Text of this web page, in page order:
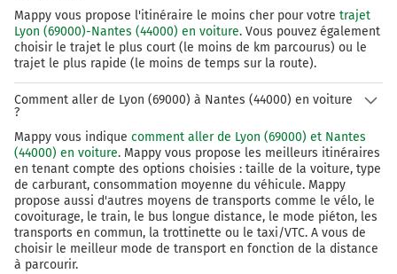
Au rond-point, prendre la 2ème sortie sur Cours
des Cinquante Otages et continuer sur 110 mètres
686 km
5h49 Nantes
44000-44300
Mappy vous propose l'itinéraire le moins cher pour votre trajet
Lyon (69000)-Nantes (44000) en voiture. Vous pouvez également
choisir le trajet le plus court (le moins de km parcourus) ou le
trajet le plus rapide (le moins de temps sur la route).
Comment aller de Lyon (69000) à Nantes (44000) en voiture
?
Mappy vous indique comment aller de Lyon (69000) et Nantes
(44000) en voiture. Mappy vous propose les meilleurs itinéraires
en tenant compte des options choisies : taille de la voiture, type
de carburant, consommation moyenne du véhicule. Mappy
propose aussi d'autres moyens de transports comme le vélo, le
covoiturage, le train, le bus longue distance, le mode piéton, les
transports en commun, la trottinette ou le taxi/VTC. A vous de
choisir le meilleur mode de transport en fonction de la distance
à parcourir.